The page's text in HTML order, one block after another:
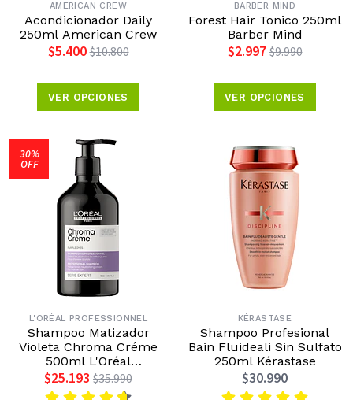
AMERICAN CREW
Acondicionador Daily
250ml American Crew
$5.400 $10.800
VER OPCIONES
BARBER MIND
Forest Hair Tonico 250ml
Barber Mind
$2.997 $9.990
VER OPCIONES
30%
OFF
L'ORÉAL PROFESSIONNEL
Shampoo Matizador
Violeta Chroma Créme
500ml L'Oréal
Professionnel
$25.193 $35.990
KÉRASTASE
Shampoo Profesional
Bain Fluideali Sin Sulfato
250ml Kérastase
$30.990